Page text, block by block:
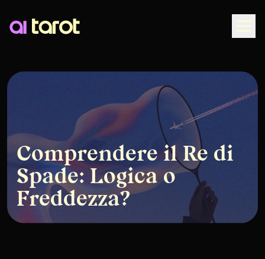
Comprendere il Re di
Spade: Logica o
Freddezza?